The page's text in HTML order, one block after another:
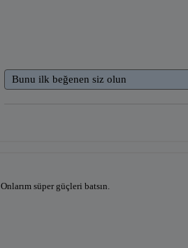
Bunu ilk beğenen siz olun
Onlarım süper güçleri batsın.